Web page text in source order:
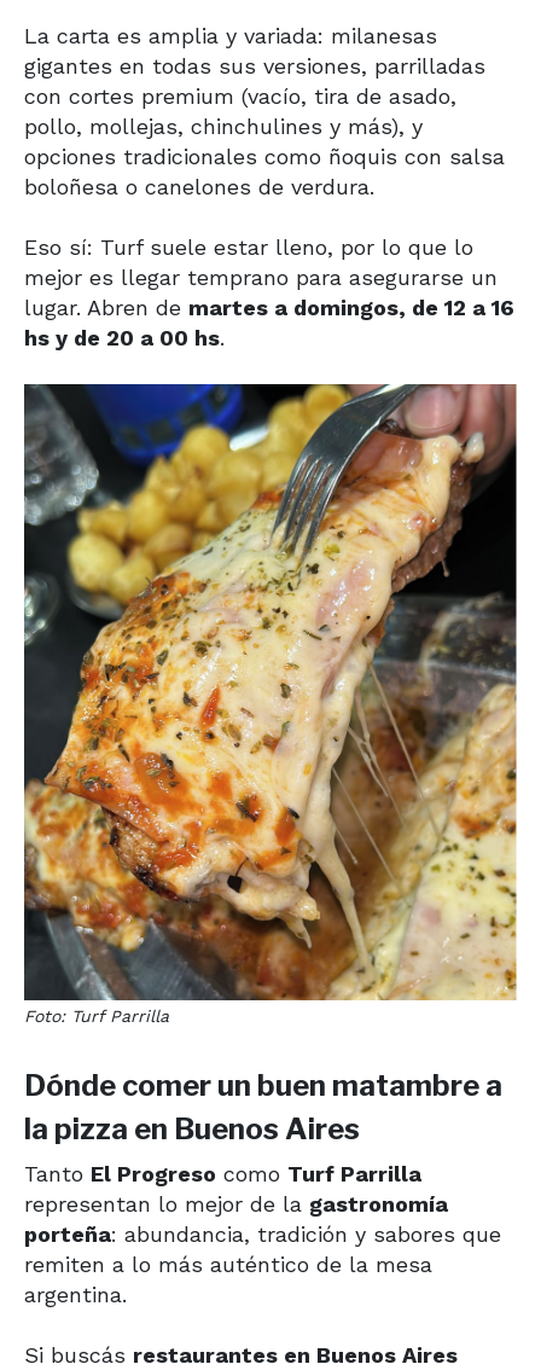
La carta es amplia y variada: milanesas
gigantes en todas sus versiones, parrilladas
con cortes premium (vacío, tira de asado,
pollo, mollejas, chinchulines y más), y
opciones tradicionales como ñoquis con salsa
boloñesa o canelones de verdura.
Eso sí: Turf suele estar lleno, por lo que lo
mejor es llegar temprano para asegurarse un
lugar. Abren de martes a domingos, de 12 a 16
hs y de 20 a 00 hs.
Foto: Turf Parrilla
Dónde comer un buen matambre a
la pizza en Buenos Aires
Tanto El Progreso como Turf Parrilla
representan lo mejor de la gastronomía
porteña: abundancia, tradición y sabores que
remiten a lo más auténtico de la mesa
argentina.
Si buscás restaurantes en Buenos Aires